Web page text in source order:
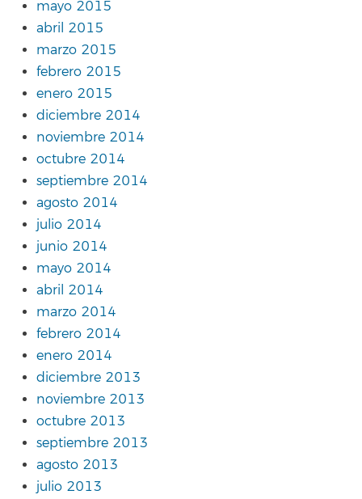
mayo 2015
abril 2015
marzo 2015
febrero 2015
enero 2015
diciembre 2014
noviembre 2014
octubre 2014
septiembre 2014
agosto 2014
julio 2014
junio 2014
mayo 2014
abril 2014
marzo 2014
febrero 2014
enero 2014
diciembre 2013
noviembre 2013
octubre 2013
septiembre 2013
agosto 2013
julio 2013